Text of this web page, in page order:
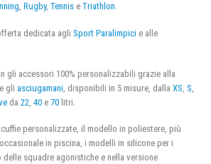
, Rugby, Tennis e Triathlon.
dedicata agli Sport Paralimpici e alle
gli accessori 100% personalizzabili grazie alla
gli asciugamani , disponibili in 5 misure, dalla XS S
da 22 40 e 70 litri.
personalizzate, il modello in poliestere, più
in piscina, i modelli in silicone per i
squadre agonistiche e nella versione